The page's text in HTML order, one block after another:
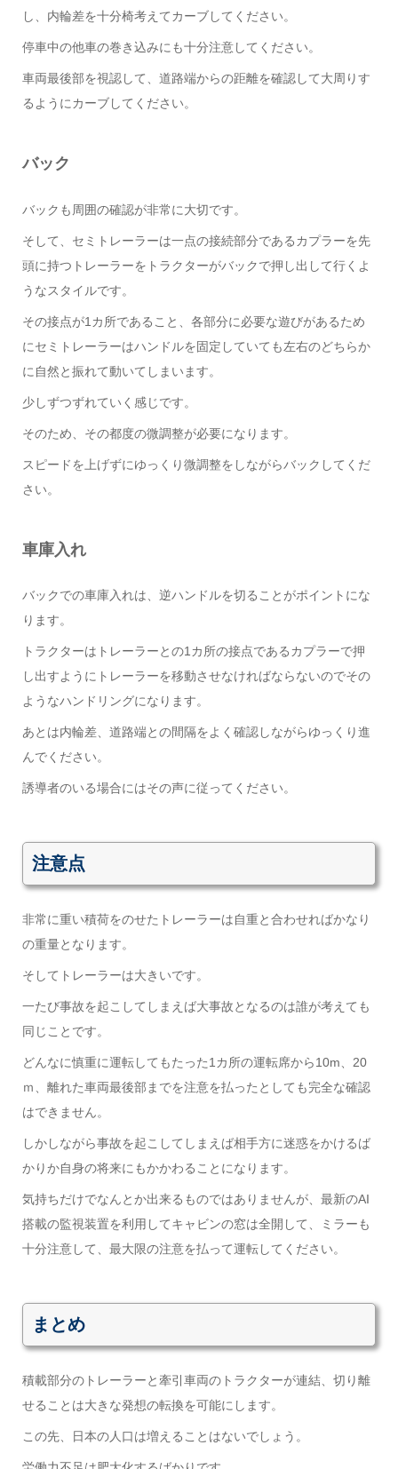
し、内輪差を十分椅考えてカーブしてください。
停車中の他車の巻き込みにも十分注意してください。
車両最後部を視認して、道路端からの距離を確認して大周りす
るようにカーブしてください。
バック
バックも周囲の確認が非常に大切です。
そして、セミトレーラーは一点の接続部分であるカプラーを先
頭に持つトレーラーをトラクターがバックで押し出して行くよ
うなスタイルです。
その接点が1カ所であること、各部分に必要な遊びがあるため
にセミトレーラーはハンドルを固定していても左右のどちらか
に自然と振れて動いてしまいます。
少しずつずれていく感じです。
そのため、その都度の微調整が必要になります。
スピードを上げずにゆっくり微調整をしながらバックしてくだ
さい。
車庫入れ
バックでの車庫入れは、逆ハンドルを切ることがポイントにな
ります。
トラクターはトレーラーとの1カ所の接点であるカプラーで押
し出すようにトレーラーを移動させなければならないのでその
ようなハンドリングになります。
あとは内輪差、道路端との間隔をよく確認しながらゆっくり進
んでください。
誘導者のいる場合にはその声に従ってください。
注意点
非常に重い積荷をのせたトレーラーは自重と合わせればかなり
の重量となります。
そしてトレーラーは大きいです。
一たび事故を起こしてしまえば大事故となるのは誰が考えても
同じことです。
どんなに慎重に運転してもたった1カ所の運転席から10m、20
ｍ、離れた車両最後部までを注意を払ったとしても完全な確認
はできません。
しかしながら事故を起こしてしまえば相手方に迷惑をかけるば
かりか自身の将来にもかかわることになります。
気持ちだけでなんとか出来るものではありませんが、最新のAI
搭載の監視装置を利用してキャビンの窓は全開して、ミラーも
十分注意して、最大限の注意を払って運転してください。
まとめ
積載部分のトレーラーと牽引車両のトラクターが連結、切り離
せることは大きな発想の転換を可能にします。
この先、日本の人口は増えることはないでしょう。